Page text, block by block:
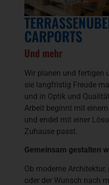
CARPORTS
Und mehr
Wir planen und fertigen
sie langfristig Freude
und in Optik und
Arbeit beginnt mit
und endet mit einer
Zuhause passt.
Gemeinsam gestalten
Ob moderne
oder der Wunsch nach